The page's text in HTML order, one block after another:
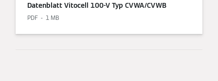
Datenblatt Vitocell 100-V Typ CVWA/CVWB
PDF 1 MB